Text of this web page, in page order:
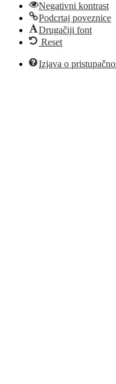
Negativni kontrast
Podcrtaj poveznice
Drugačiji font
Reset
Izjava o